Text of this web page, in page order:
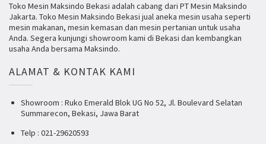
Toko Mesin Maksindo Bekasi adalah cabang dari PT Mesin Maksindo
Jakarta. Toko Mesin Maksindo Bekasi jual aneka mesin usaha seperti
mesin makanan, mesin kemasan dan mesin pertanian untuk usaha
Anda. Segera kunjungi showroom kami di Bekasi dan kembangkan
usaha Anda bersama Maksindo.
ALAMAT & KONTAK KAMI
Showroom : Ruko Emerald Blok UG No 52, Jl. Boulevard Selatan
Summarecon, Bekasi, Jawa Barat
Telp : 021-29620593